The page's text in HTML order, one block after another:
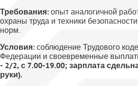
Требования: опыт аналогичной
охраны труда и техники
норм.
Условия: соблюдение Трудового
Федерации и своевременные
- 2/2, с 7.00-19.00; зарплата
руки).